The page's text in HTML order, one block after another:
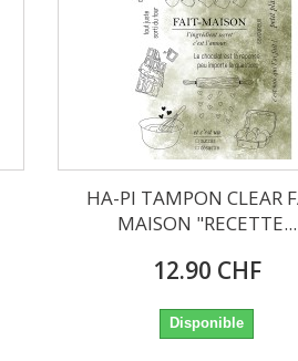
HA-PI TAMPON CLEAR
MAISON "RECETTE...
12.90 CHF
Disponible